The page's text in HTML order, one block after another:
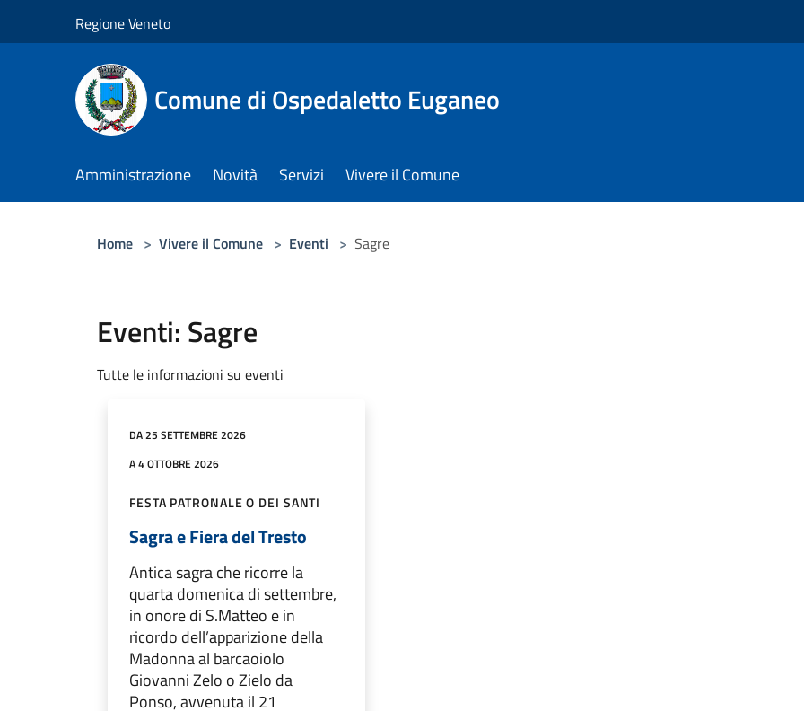
Regione Veneto
Comune di Ospedaletto Euganeo
Amministrazione Novità Servizi Vivere il Comune
Home > Vivere il Comune > Eventi > Sagre
Eventi: Sagre
Tutte le informazioni su eventi
DA 25 SETTEMBRE 2026
A 4 OTTOBRE 2026
FESTA PATRONALE O DEI SANTI
Sagra e Fiera del Tresto
Antica sagra che ricorre la
quarta domenica di settembre,
in onore di S.Matteo e in
ricordo dell’apparizione della
Madonna al barcaoiolo
Giovanni Zelo o Zielo da
Ponso, avvenuta il 21